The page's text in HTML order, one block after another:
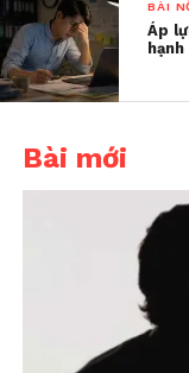
Tôi biết mình
BÀI
Áp
Bài mới